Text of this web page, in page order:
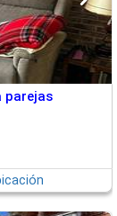
parejas